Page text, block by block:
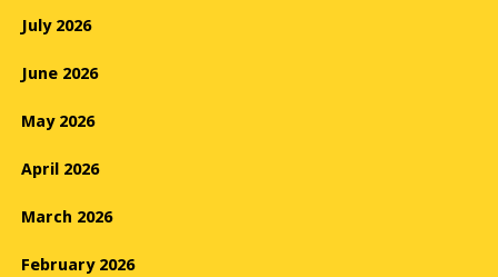
July 2026
June 2026
May 2026
April 2026
March 2026
February 2026